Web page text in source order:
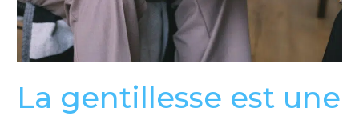
La gentillesse est une